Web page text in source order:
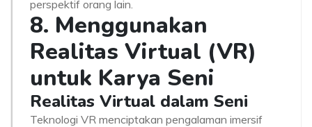
perspektif orang lain.
8. Menggunakan
Realitas Virtual (VR)
untuk Karya Seni
Realitas Virtual dalam Seni
Teknologi VR menciptakan pengalaman imersif